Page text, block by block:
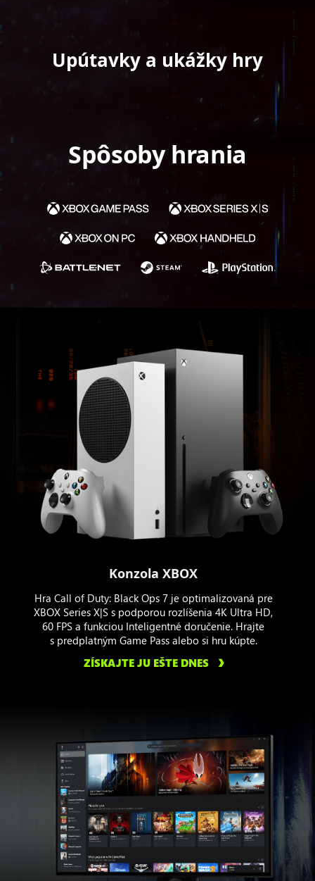
Upútavky a ukážky hry
Spôsoby hrania
Konzola XBOX
Hra Call of Duty: Black Ops 7 je optimalizovaná pre
XBOX Series X|S s podporou rozlíšenia 4K Ultra HD,
60 FPS a funkciou Inteligentné doručenie. Hrajte
s predplatným Game Pass alebo si hru kúpte.
ZÍSKAJTE JU EŠTE DNES